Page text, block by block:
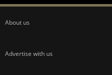
About us
Advertise with us